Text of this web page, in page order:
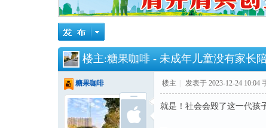
楼主:糖果咖啡 - 未成年儿童没有家长
糖果咖啡 楼主 发表于 2023-12-24 10:04
就是！社会会毁了这一代孩